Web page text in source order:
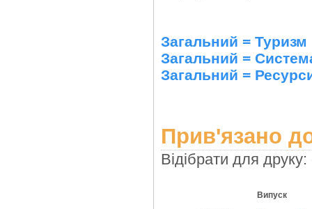
Загальний = Туризм
Загальний =
Загальний =
Прив'язано
Відібрати для друку:
Випуск